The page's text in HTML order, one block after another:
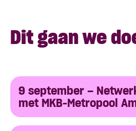
Dit gaan we
9 september –
met MKB-Metropool